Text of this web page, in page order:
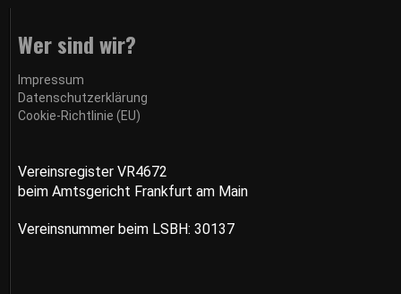
Wer sind wir?
Impressum
Datenschutzerklärung
Cookie-Richtlinie (EU)
Vereinsregister VR4672
beim Amtsgericht Frankfurt am Main
Vereinsnummer beim LSBH: 30137